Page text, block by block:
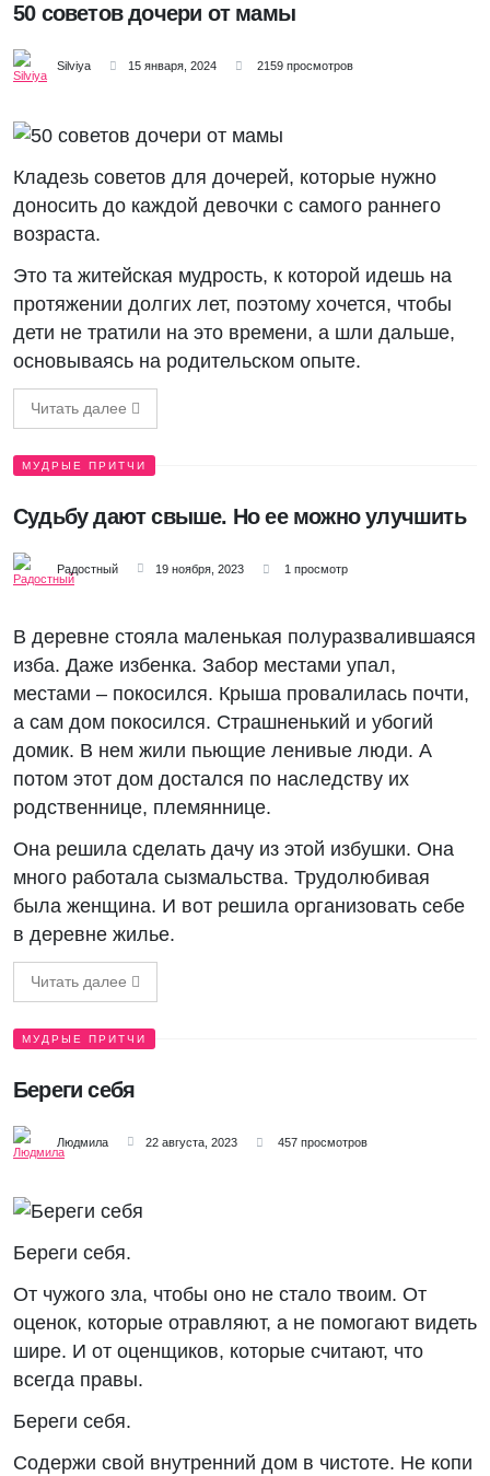
50 советов дочери от мамы
Silviya 15 января, 2024 2159 просмотров
Кладезь советов для дочерей, которые нужно
доносить до каждой девочки с самого раннего
возраста.
Это та житейская мудрость, к которой идешь на
протяжении долгих лет, поэтому хочется, чтобы
дети не тратили на это времени, а шли дальше,
основываясь на родительском опыте.
Читать далее
МУДРЫЕ ПРИТЧИ
Судьбу дают свыше. Но ее можно улучшить
Радостный 19 ноября, 2023 1 просмотр
В деревне стояла маленькая полуразвалившаяся
изба. Даже избенка. Забор местами упал,
местами – покосился. Крыша провалилась почти,
а сам дом покосился. Страшненький и убогий
домик. В нем жили пьющие ленивые люди. А
потом этот дом достался по наследству их
родственнице, племяннице.
Она решила сделать дачу из этой избушки. Она
много работала сызмальства. Трудолюбивая
была женщина. И вот решила организовать себе
в деревне жилье.
Читать далее
МУДРЫЕ ПРИТЧИ
Береги себя
Людмила 22 августа, 2023 457 просмотров
Береги себя.
От чужого зла, чтобы оно не стало твоим. От
оценок, которые отравляют, а не помогают видеть
шире. И от оценщиков, которые считают, что
всегда правы.
Береги себя.
Содержи свой внутренний дом в чистоте. Не копи